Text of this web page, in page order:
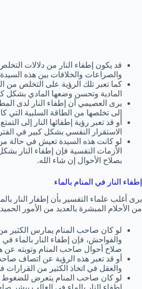
قد يكون إطفاء النار من دلالات
والصراعات والخلافات بين هذه
كما تعبر تلك الرؤية على التخلص من
المادية وتحسن وضعها المادي بشكل
يرى العصيمي أن إطفاء النار لدى
إلى تخلصها من الطاقة السلبية التي
أو قد تعبر رؤية إطفائها النار إلى
الاستقرار النفسي بشكل كبير في
لو كانت هذه السيدة تعيش في حالة
الأزمات النفسية فإن إطفاء النار
بصلاح الأحوال إن شاء الله.
إطفاء النار في المنام بالماء
يرى أغلب علماء التفسير بأن إطفار النار
من الأحلام المبشرة بالعديد من الأمور
لو كان صاحب المنام يمارس الكثير
والفواحش، فإن إطفاء النار بالماء
صلاح أحوال صاحب المنام وتوبته عن
أو قد تعبر هذه الرؤية عن اتصاف
والعقل في اتخاذ الكثير من القرارات
لو كان صاحب المنام يتعرض للضغوط